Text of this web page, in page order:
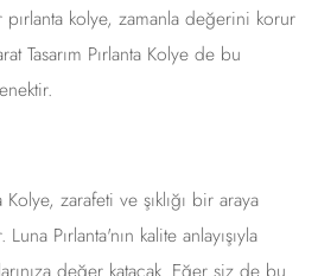
pırlanta kolye, zamanla değerini korur
Tasarım Pırlanta Kolye de bu
Kolye, zarafeti ve şıklığı bir araya
Pırlanta'nın kalite anlayışıyla
değer katacak. Eğer siz de bu